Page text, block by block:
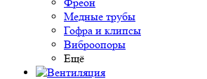
Медные трубы
Гофра и клипсы
Виброопоры
Ещё